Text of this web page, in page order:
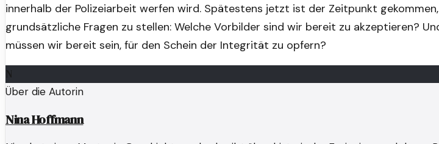
innerhalb der Polizeiarbeit werfen wird. Spätestens jetzt ist der Zeitpunkt
grundsätzliche Fragen zu stellen: Welche Vorbilder sind wir bereit zu akzeptieren?
müssen wir bereit sein, für den Schein der Integrität zu opfern?
N
Über die Autorin
Nina Hoffmann